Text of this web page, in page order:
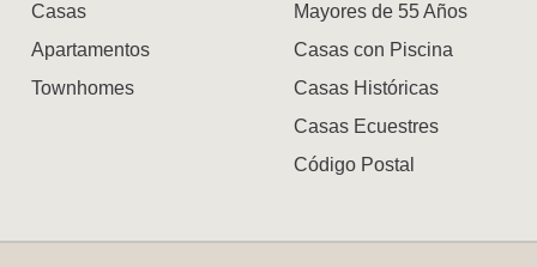
Casas
Apartamentos
Townhomes
Mayores de 55 Años
Casas con Piscina
Casas Históricas
Casas Ecuestres
Código Postal